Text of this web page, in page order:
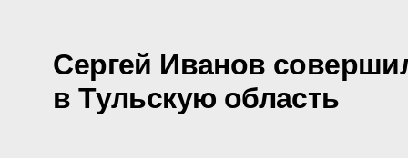
Сергей Иванов
в Тульскую область